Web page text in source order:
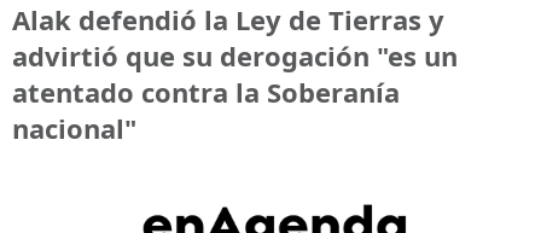
Alak defendió la Ley de Tierras y
advirtió que su derogación "es un
atentado contra la Soberanía
nacional"